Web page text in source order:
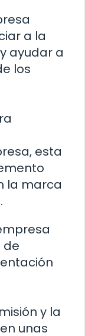
a la
ayudar a
los
esta
la marca
de
y la
unas